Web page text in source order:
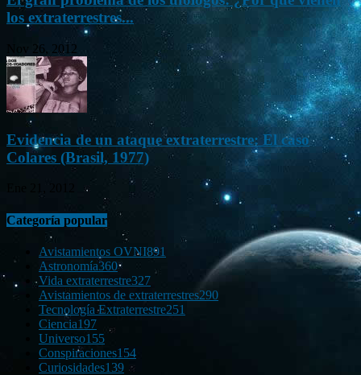
los extraterrestres...
Nov 26, 2012
Evidencia de un ataque extraterrestre: El caso
Colares (Brasil, 1977)
Categoría popular
Avistamientos OVNI891
Astronomía360
Vida extraterrestre327
Avistamientos de extraterrestres290
Tecnología Extraterrestre251
Ciencia197
Universo155
Conspiraciones154
Curiosidades139